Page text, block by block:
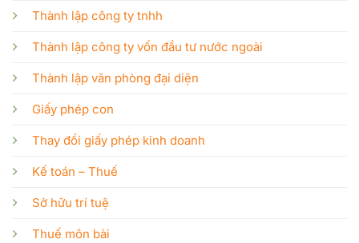
Thành lập công ty tnhh
Thành lập công ty vốn đầu tư nước ngoài
Thành lập văn phòng đại diện
Giấy phép con
Thay đổi giấy phép kinh doanh
Kế toán – Thuế
Sở hữu trí tuệ
Thuế môn bài